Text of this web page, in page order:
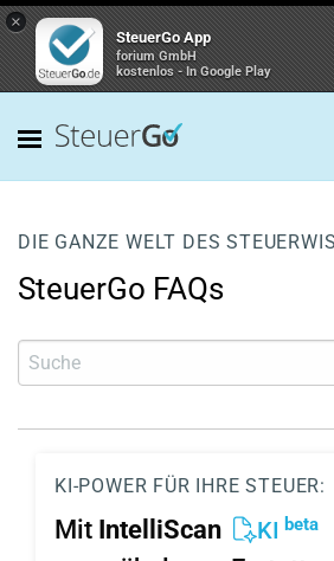
×
SteuerGo App
forium GmbH
kostenlos - In Google Play
DIE GANZE WELT DES
SteuerGo FAQs
KI-POWER FÜR IHRE STEUER:
Mit IntelliScan KI beta